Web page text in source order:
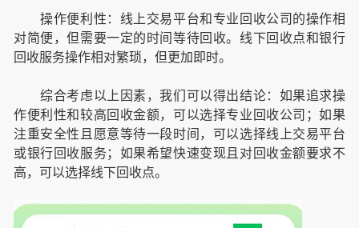
操作便利性：线上交易平台和专业回收公司的操作相
对简便，但需要一定的时间等待回收。线下回收点和银行
回收服务操作相对繁琐，但更加即时。
综合考虑以上因素，我们可以得出结论：如果追求操
作便利性和较高回收金额，可以选择专业回收公司；如果
注重安全性且愿意等待一段时间，可以选择线上交易平台
或银行回收服务；如果希望快速变现且对回收金额要求不
高，可以选择线下回收点。